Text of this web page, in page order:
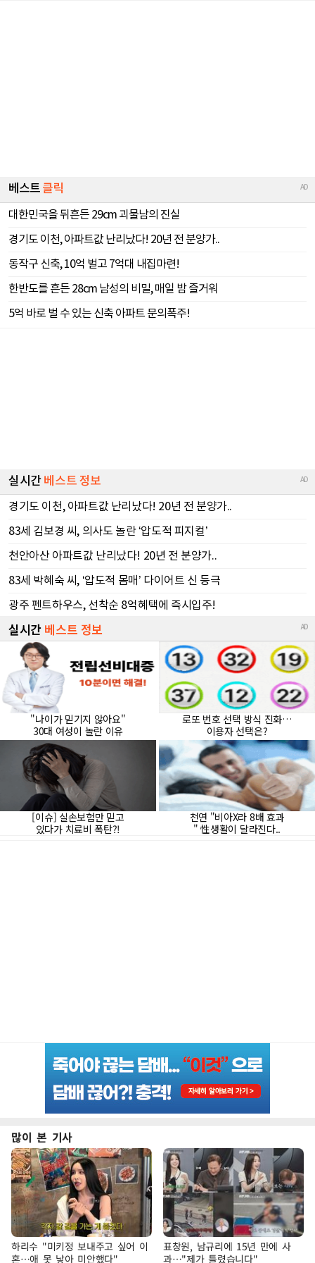
많이 본 기사
하리수 "미키정 보내주고 싶어 이
혼…애 못 낳아 미안했다"
표창원, 남규리에 15년 만에 사
과…"제가 틀렸습니다"